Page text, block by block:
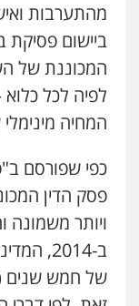
מהתערבות
ביישום
המכוננת של
לפיה לכל
המחיה מינימלי של 4.5 מטרים
כפי שפורסם
ויותר
ב-2014,
של חמש שנים